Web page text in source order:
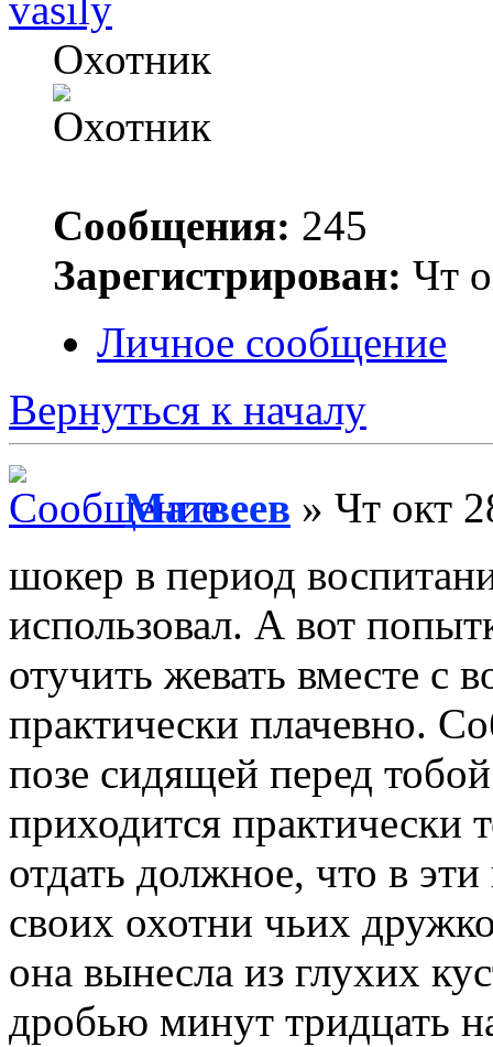
Охотник
Сообщения: 245
Зарегистрирован: Чт
Личное сообщение
Вернуться к началу
Матвеев » Чт окт
шокер в период
использовал. А вот
отучить жевать вместе с
практически плачевно.
позе сидящей перед
приходится практически
отдать должное, что в
своих охотни чьих
она вынесла из глухих
дробью минут тридцать